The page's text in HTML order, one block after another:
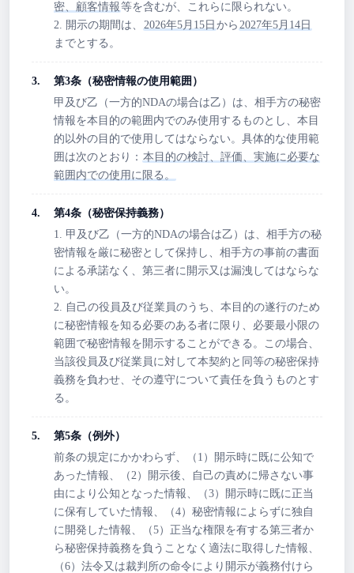
密、顧客情報等を含むが、これらに限られない。
2. 開示の期間は、 2026年5月15日 から 2027年5月14日
までとする。
第3条（秘密情報の使用範囲）
甲及び乙（一方的NDAの場合は乙）は、相手方の秘密
情報を本目的の範囲内でのみ使用するものとし、本目
的以外の目的で使用してはならない。具体的な使用範
囲は次のとおり： 本目的の検討、評価、実施に必要な
範囲内での使用に限る。
第4条（秘密保持義務）
1. 甲及び乙（一方的NDAの場合は乙）は、相手方の秘
密情報を厳に秘密として保持し、相手方の事前の書面
による承諾なく、第三者に開示又は漏洩してはならな
い。
2. 自己の役員及び従業員のうち、本目的の遂行のため
に秘密情報を知る必要のある者に限り、必要最小限の
範囲で秘密情報を開示することができる。この場合、
当該役員及び従業員に対して本契約と同等の秘密保持
義務を負わせ、その遵守について責任を負うものとす
る。
第5条（例外）
前条の規定にかかわらず、（1）開示時に既に公知で
あった情報、（2）開示後、自己の責めに帰さない事
由により公知となった情報、（3）開示時に既に正当
に保有していた情報、（4）秘密情報によらずに独自
に開発した情報、（5）正当な権限を有する第三者か
ら秘密保持義務を負うことなく適法に取得した情報、
（6）法令又は裁判所の命令により開示が義務付けら